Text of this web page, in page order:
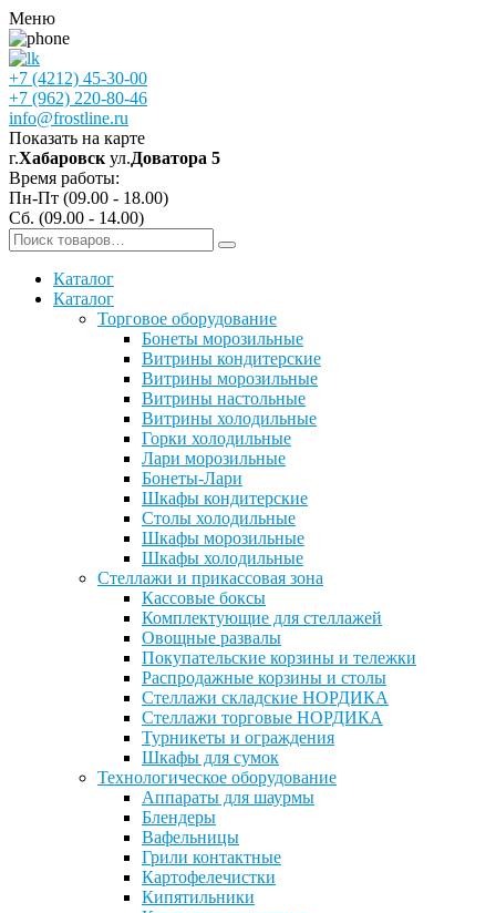
Меню
+7 (4212) 45-30-00
+7 (962) 220-80-46
info@frostline.ru
Показать на карте
г.Хабаровск ул.Доватора 5
Время работы:
Пн-Пт (09.00 - 18.00)
Сб. (09.00 - 14.00)
Каталог
Каталог
Торговое оборудование
Бонеты морозильные
Витрины кондитерские
Витрины морозильные
Витрины настольные
Витрины холодильные
Горки холодильные
Лари морозильные
Бонеты-Лари
Шкафы кондитерские
Столы холодильные
Шкафы морозильные
Шкафы холодильные
Стеллажи и прикассовая зона
Кассовые боксы
Комплектующие для стеллажей
Овощные развалы
Покупательские корзины и тележки
Распродажные корзины и столы
Стеллажи складские НОРДИКА
Стеллажи торговые НОРДИКА
Турникеты и ограждения
Шкафы для сумок
Технологическое оборудование
Аппараты для шаурмы
Блендеры
Вафельницы
Грили контактные
Картофелечистки
Кипятильники